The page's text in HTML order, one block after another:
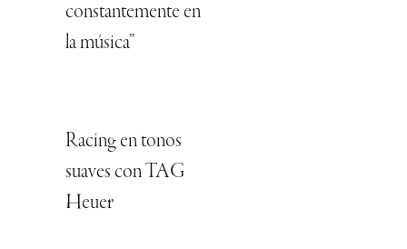
constantemente en
la música”
Racing en tonos
suaves con TAG
Heuer